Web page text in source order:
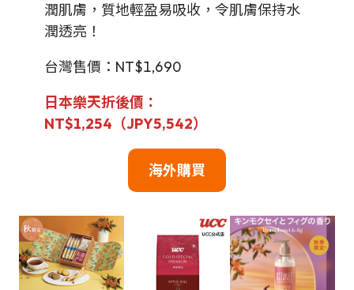
潤肌膚，質地輕盈易吸收，令肌膚保持水
潤透亮！
台灣售價：NT$1,690
日本樂天折後價：
NT$1,254（JPY5,542）
海外購買